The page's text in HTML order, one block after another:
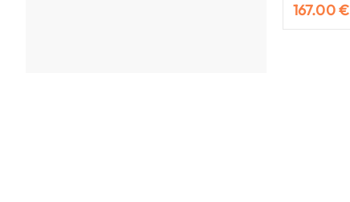
167.00 €